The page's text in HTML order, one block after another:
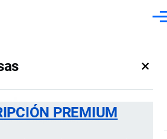
×
PREMIUM
…, 8 Septiembre, 2024